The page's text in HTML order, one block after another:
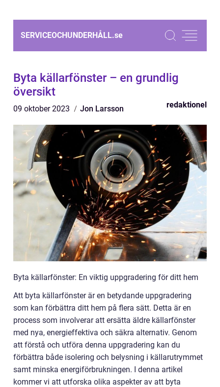
SERVICEOCHUNDERHÅLL.se
Byta källarfönster – en grundlig
översikt
09 oktober 2023 Jon Larsson redaktionel
Byta källarfönster: En viktig uppgradering för ditt hem
Att byta källarfönster är en betydande uppgradering
som kan förbättra ditt hem på flera sätt. Detta är en
process som involverar att ersätta äldre källarfönster
med nya, energieffektiva och säkra alternativ. Genom
att förstå och utföra denna uppgradering kan du
förbättra både isolering och belysning i källarutrymmet
samt minska energiförbrukningen. I denna artikel
kommer vi att utforska olika aspekter av att byta